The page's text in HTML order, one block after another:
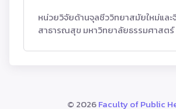
หน่วยวิจัยด้านจุลชีววิทยาสมัยใหม่และ
สาธารณสุข มหาวิทยาลัยธรรมศาสตร์
© 2026Faculty of Public